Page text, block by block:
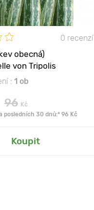
0 recenzí
obecná)
von Tripolis
: 1 ob
96 Kč
posledních 30 dnů:* 96 Kč
Koupit